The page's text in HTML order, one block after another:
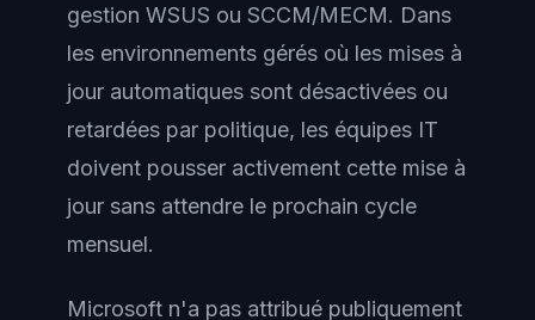
gestion WSUS ou SCCM/MECM. Dans
les environnements gérés où les mises à
jour automatiques sont désactivées ou
retardées par politique, les équipes IT
doivent pousser activement cette mise à
jour sans attendre le prochain cycle
mensuel.
Microsoft n'a pas attribué publiquement